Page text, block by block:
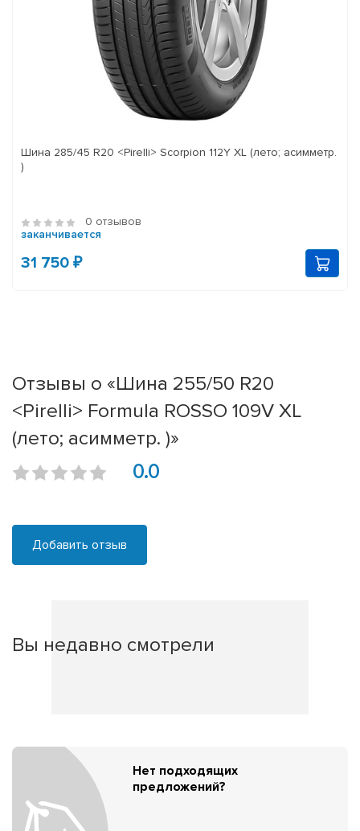
Шина 285/45 R20 <Pirelli> Scorpion 112Y XL (лето; асимметр.
)
0 отзывов
заканчивается
31 750 ₽
Отзывы о «Шина 255/50 R20
<Pirelli> Formula ROSSO 109V XL
(лето; асимметр. )»
0.0
Добавить отзыв
Вы недавно смотрели
Нет подходящих
предложений?